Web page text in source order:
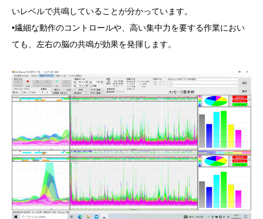
いレベルで共鳴していることが分かっています。
•繊細な動作のコントロールや、高い集中力を要する作業におい
ても、左右の脳の共鳴が効果を発揮します。